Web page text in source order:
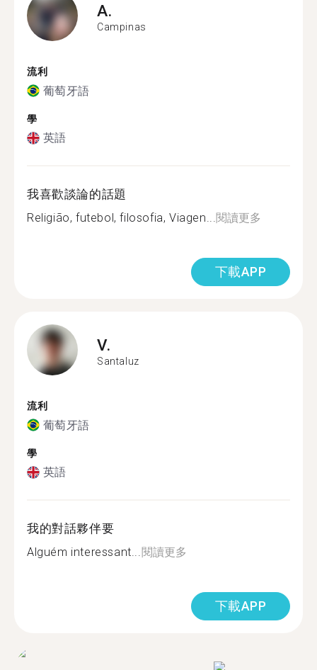
A.
Campinas
流利
葡萄牙語
學
英語
我喜歡談論的話題
Religião, futebol, filosofia, Viagen...閱讀更多
下載APP
V.
Santaluz
流利
葡萄牙語
學
英語
我的對話夥伴要
Alguém interessant...閱讀更多
下載APP